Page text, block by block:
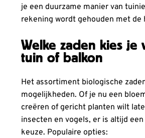
je een duurzame manier van
rekening wordt gehouden met de
Welke zaden kies je
tuin of balkon
Het assortiment biologische
mogelijkheden. Of je nu een
creëren of gericht planten wilt
insecten en vogels, er is altijd een
keuze. Populaire opties: